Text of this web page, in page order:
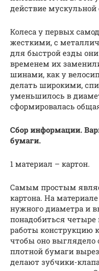
действие мускульной
Колеса у первых
жесткими, с
для быстрой езды
временем их
шинами, как у
делать широкими,
уменьшилось в
сформировалась
Сбор информации.
бумаги.
1 материал – картон.
Самым простым
картона. На
нужного диаметра и
понадобиться
работы конструкцию
чтобы оно
плотной бумаги
делают зубчики-